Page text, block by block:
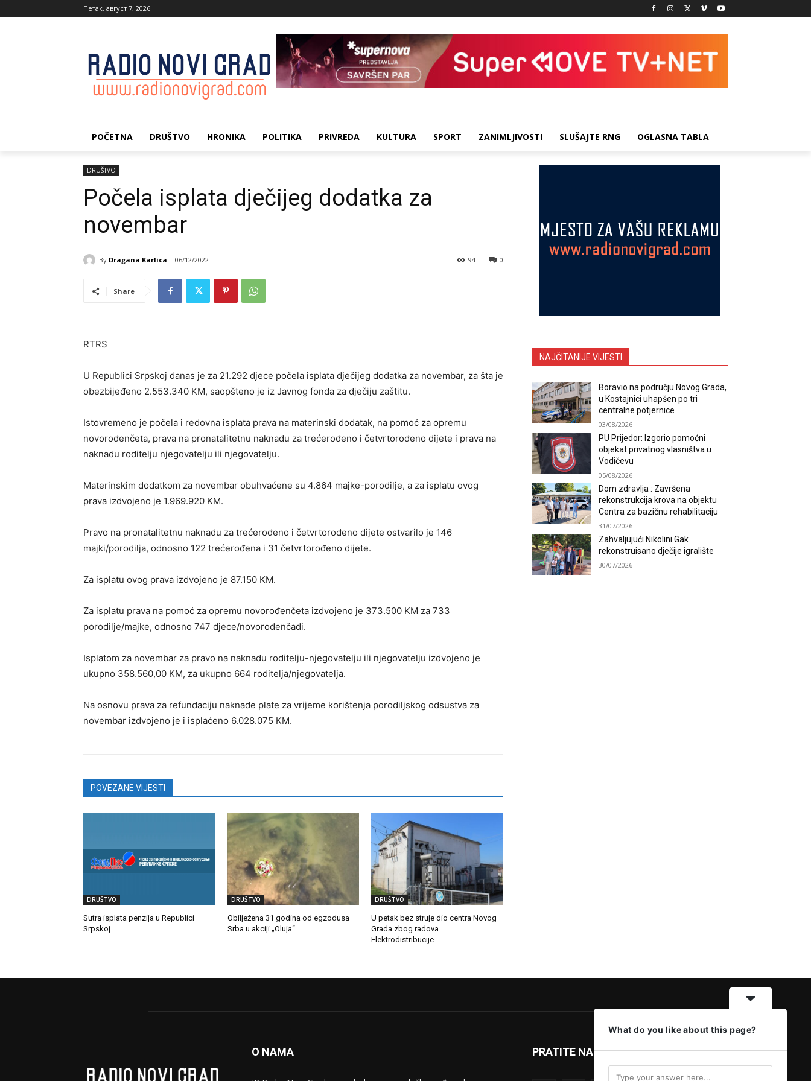
Петак, август 7, 2026
POČETNA DRUŠTVO HRONIKA POLITIKA PRIVREDA KULTURA SPORT ZANIMLJIVOSTI SLUŠAJTE RNG OGLASNA TABLA
DRUŠTVO
Počela isplata dječijeg dodatka za
novembar
By Dragana Karlica 06/12/2022 0
94
Share
RTRS
U Republici Srpskoj danas je za 21.292 djece počela isplata dječijeg dodatka za novembar, za šta je
obezbijeđeno 2.553.340 KM, saopšteno je iz Јavnog fonda za dječiju zaštitu.
Istovremeno je počela i redovna isplata prava na materinski dodatak, na pomoć za opremu
novorođenčeta, prava na pronatalitetnu naknadu za trećerođeno i četvrtorođeno dijete i prava na
naknadu roditelju njegovatelju ili njegovatelju.
Materinskim dodatkom za novembar obuhvaćene su 4.864 majke-porodilje, a za isplatu ovog
prava izdvojeno je 1.969.920 KM.
Pravo na pronatalitetnu naknadu za trećerođeno i četvrtorođeno dijete ostvarilo je 146
majki/porodilja, odnosno 122 trećerođena i 31 četvrtorođeno dijete.
Za isplatu ovog prava izdvojeno je 87.150 KM.
Za isplatu prava na pomoć za opremu novorođenčeta izdvojeno je 373.500 KM za 733
porodilje/majke, odnosno 747 djece/novorođenčadi.
Isplatom za novembar za pravo na naknadu roditelju-njegovatelju ili njegovatelju izdvojeno je
ukupno 358.560,00 KM, za ukupno 664 roditelja/njegovatelja.
Na osnovu prava za refundaciju naknade plate za vrijeme korištenja porodiljskog odsustva za
novembar izdvojeno je i isplaćeno 6.028.075 KM.
POVEZANE VIJESTI
DRUŠTVO
Sutra isplata penzija u Republici
Srpskoj
DRUŠTVO
Obilježena 31 godina od egzodusa
Srba u akciji „Oluja“
DRUŠTVO
U petak bez struje dio centra Novog
Grada zbog radova
Elektrodistribucije
NAJČITANIJE VIJESTI
Boravio na području Novog Grada,
u Kostajnici uhapšen po tri
centralne potjernice
03/08/2026
PU Prijedor: Izgorio pomoćni
objekat privatnog vlasništva u
Vodičevu
05/08/2026
Dom zdravlja : Završena
rekonstrukcija krova na objektu
Centra za bazičnu rehabilitaciju
31/07/2026
Zahvaljujući Nikolini Gak
rekonstruisano dječije igralište
30/07/2026
O NAMA PRATITE NAS
What do you like about this page?